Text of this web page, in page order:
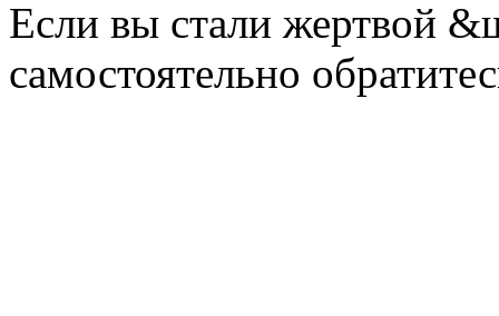
Если вы стали жертвой
самостоятельно